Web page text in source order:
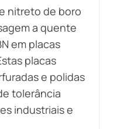
nitreto de boro
a quente
em placas
placas
e polidas
tolerância
industriais e